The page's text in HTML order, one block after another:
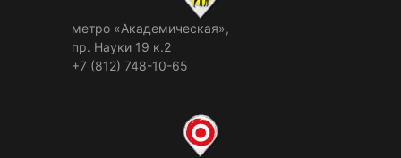
метро «Академическая»,
пр. Науки 19 к.2
+7 (812) 748-10-65